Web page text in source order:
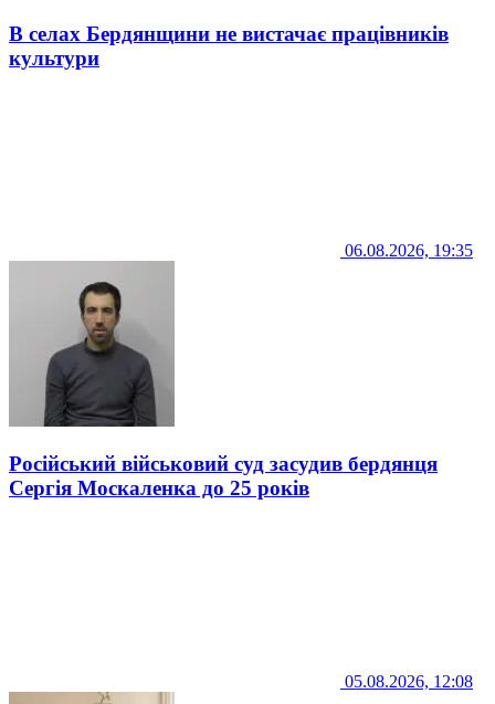
В селах Бердянщини не вистачає працівників
культури
06.08.2026, 19:35
Російський військовий суд засудив бердянця
Сергія Москаленка до 25 років
05.08.2026, 12:08